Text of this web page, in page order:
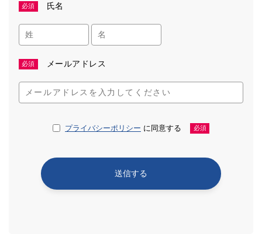
必須 氏名
必須 メールアドレス
プライバシーポリシー に同意する 必須